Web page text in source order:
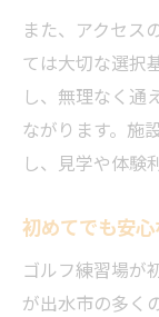
ゴル
構築法
出水
ィン
ゴルフ
毎日の
る理由
動画
また、アクセス
ては大切な選択
し、無理なく通
ながります。施
し、見学や体験
初めてでも安
ゴルフ練習場が
が出水市の多く